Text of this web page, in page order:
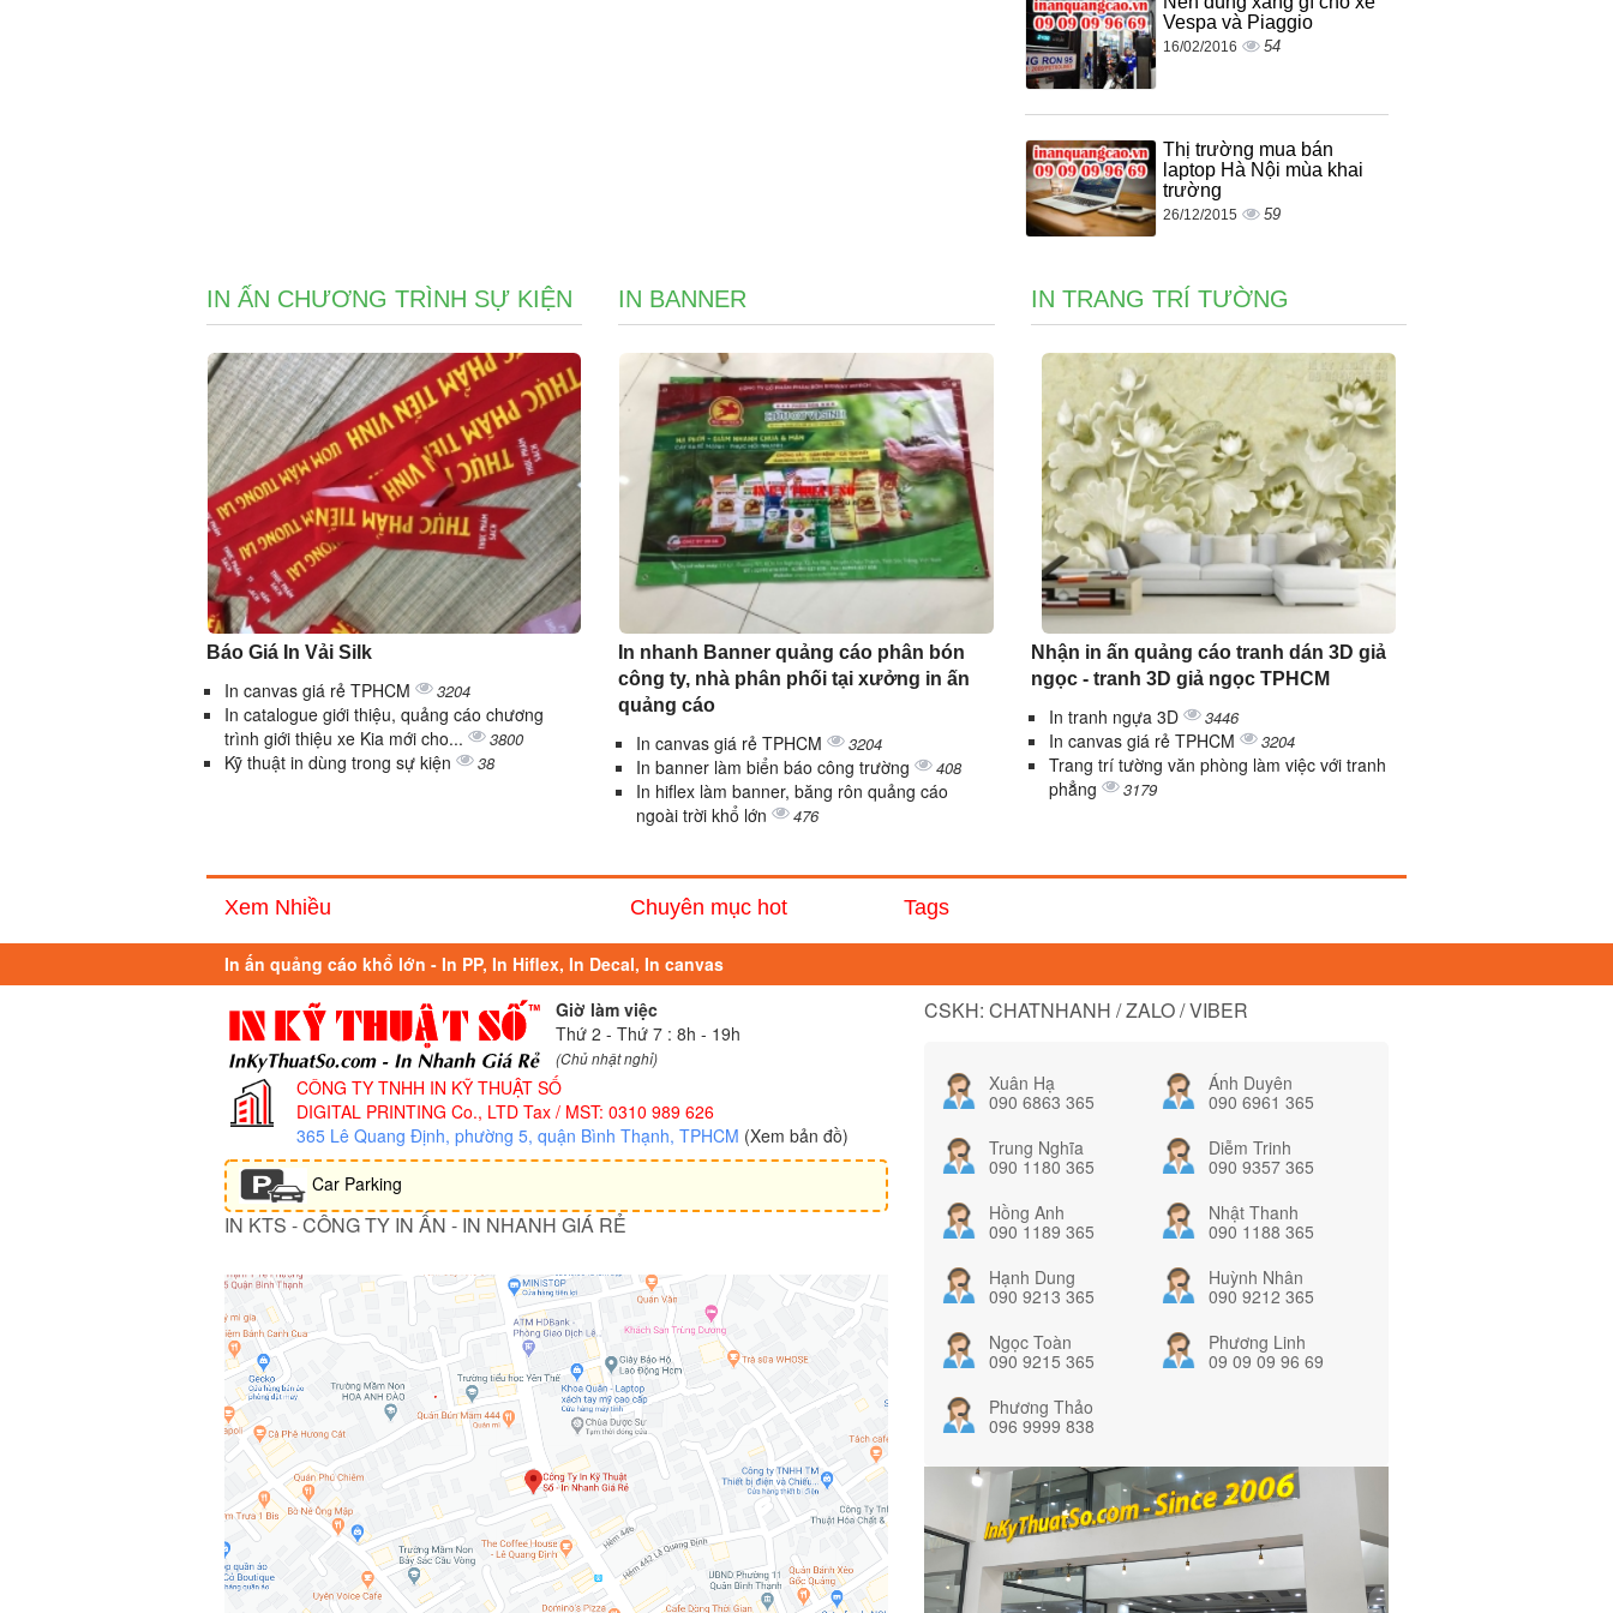
Vespa và Piaggio
16/02/2016 54
Thị trường mua bán
laptop Hà Nội mùa khai
trường
26/12/2015 59
IN ẤN CHƯƠNG TRÌNH SỰ KIỆN
Báo Giá In Vải Silk
In canvas giá rẻ TPHCM 3204
In catalogue giới thiệu, quảng cáo chương
trình giới thiệu xe Kia mới cho...
3800
Kỹ thuật in dùng trong sự kiện 38
IN BANNER
In nhanh Banner quảng cáo phân bón
công ty, nhà phân phối tại xưởng in ấn
quảng cáo
In canvas giá rẻ TPHCM 3204
In banner làm biển báo công trường 408
In hiflex làm banner, băng rôn quảng cáo
ngoài trời khổ lớn
476
IN TRANG TRÍ TƯỜNG
Nhận in ấn quảng cáo tranh dán 3D giả
ngọc - tranh 3D giả ngọc TPHCM
In tranh ngựa 3D 3446
In canvas giá rẻ TPHCM 3204
Trang trí tường văn phòng làm việc với tranh
phẳng
3179
Xem Nhiều Chuyên mục hot Tags
In ấn quảng cáo khổ lớn - In PP, In Hiflex, In Decal, In canvas
Giờ làm việc
Thứ 2 - Thứ 7 : 8h - 19h
(Chủ nhật nghỉ)
CÔNG TY TNHH IN KỸ THUẬT SỐ
DIGITAL PRINTING Co., LTD Tax / MST: 0310 989 626
365 Lê Quang Định, phường 5, quận Bình Thạnh, TPHCM (Xem bản đồ)
Car Parking
IN KTS - CÔNG TY IN ẤN - IN NHANH GIÁ RẺ
CSKH: CHATNHANH / ZALO / VIBER
Xuân Hạ
090 6863 365
Ánh Duyên
090 6961 365
Trung Nghĩa
090 1180 365
Diễm Trinh
090 9357 365
Hồng Anh
090 1189 365
Nhật Thanh
090 1188 365
Hạnh Dung
090 9213 365
Huỳnh Nhân
090 9212 365
Ngọc Toàn
090 9215 365
Phương Linh
09 09 09 96 69
Phương Thảo
096 9999 838